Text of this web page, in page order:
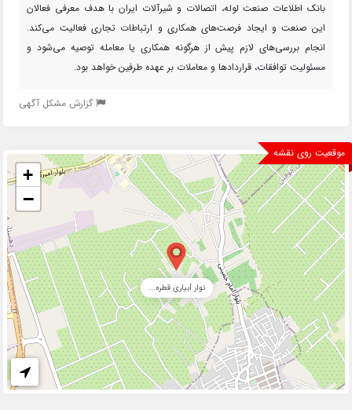
بانک اطلاعات صنعت لوله، اتصالات و شیرآلات ایران با هدف معرفی فعالان
این صنعت و ایجاد فرصت‌های همکاری و ارتباطات تجاری فعالیت می‌کند.
انجام بررسی‌های لازم پیش از هرگونه همکاری یا معامله توصیه می‌شود و
مسئولیت توافقات، قراردادها و معاملات بر عهده طرفین خواهد بود.
گزارش مشکل آگهی
موقعیت روی نقشه
نوار آبیاری قطره...
+
−